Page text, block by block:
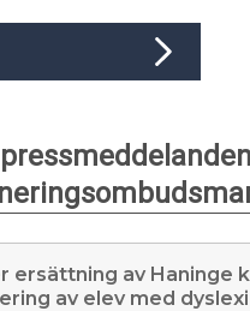
ersättning av Haninge
av elev med dyslexi